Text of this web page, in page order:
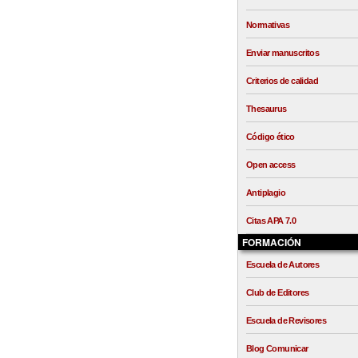
Normativas
Enviar manuscritos
Criterios de calidad
Thesaurus
Código ético
Open access
Antiplagio
Citas APA 7.0
FORMACIÓN
Escuela de Autores
Club de Editores
Escuela de Revisores
Blog Comunicar